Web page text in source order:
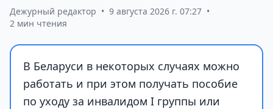
Дежурный редактор • 9 августа 2026 г. 07:27 •
2 мин чтения
В Беларуси в некоторых случаях можно
работать и при этом получать пособие
по уходу за инвалидом I группы или